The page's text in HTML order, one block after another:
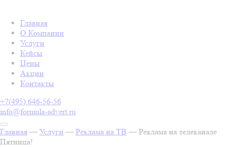
Главная
О Компании
Услуги
Кейсы
Цены
Акции
Контакты
+7(495) 646-56-56
info@formula-advert.ru
Главная — Услуги — Реклама на ТВ — Реклама на телеканале
Пятница!